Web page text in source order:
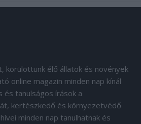
körülöttünk élő állatok és növények
online magazin minden nap kínál
és tanulságos írások a
kertészkedő és környezetvédő
minden nap tanulhatnak és